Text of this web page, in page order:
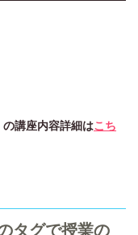
の講座内容詳細はこち
タグで授業の